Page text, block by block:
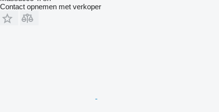
Contact opnemen met verkoper